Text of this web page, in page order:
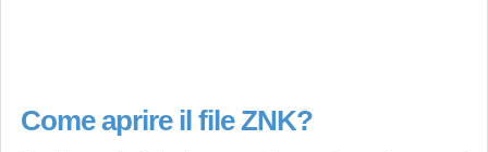
Come aprire il file ZNK?